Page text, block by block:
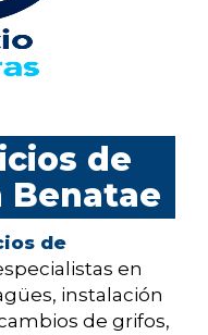
de
de
en
instalación
de grifos,